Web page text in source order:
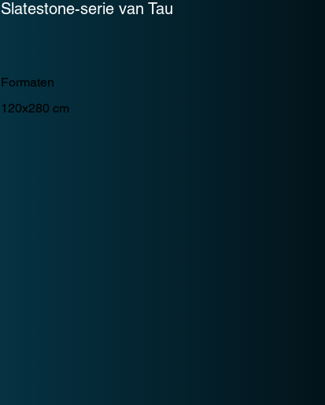
Slatestone-serie van Tau
Formaten
120x280 cm